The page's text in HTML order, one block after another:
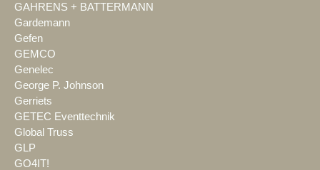
GAHRENS + BATTERMANN
Gardemann
Gefen
GEMCO
Genelec
George P. Johnson
Gerriets
GETEC Eventtechnik
Global Truss
GLP
GO4IT!